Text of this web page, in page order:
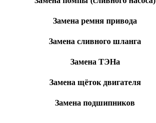
Замена ремня привода
Замена сливного шланга
Замена ТЭНа
Замена щёток двигателя
Замена подшипников